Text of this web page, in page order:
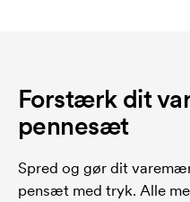
Forstærk dit
pennesæt
Spred og gør dit
pensæt med tryk. Alle